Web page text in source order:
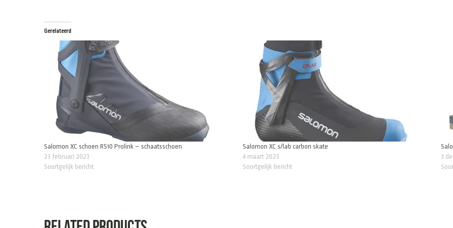
Gerelateerd
Salomon XC schoen RS10 Prolink – schaatsschoen
23 februari 2023
Soortgelijk bericht
Salomon XC s/lab carbon skate
4 maart 2023
Soortgelijk bericht
3